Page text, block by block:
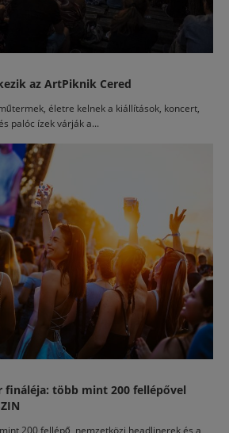
az ArtPiknik Cered
életre kelnek a kiállítások, koncert,
palóc ízek várják a...
fináléja: több mint 200 fellépővel
200 fellépő, nemzetközi headlinerek és a